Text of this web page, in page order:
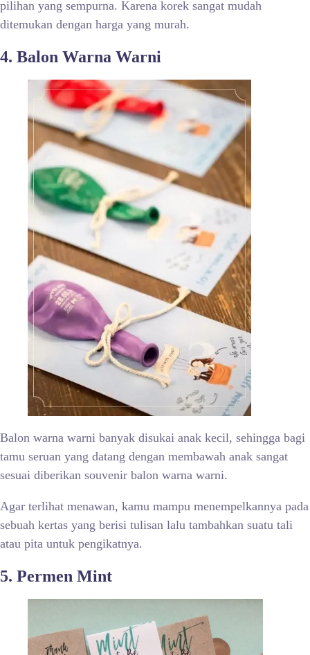
pilihan yang sempurna. Karena korek sangat mudah
ditemukan dengan harga yang murah.
4. Balon Warna Warni
Balon warna warni banyak disukai anak kecil, sehingga bagi
tamu seruan yang datang dengan membawah anak sangat
sesuai diberikan souvenir balon warna warni.
Agar terlihat menawan, kamu mampu menempelkannya pada
sebuah kertas yang berisi tulisan lalu tambahkan suatu tali
atau pita untuk pengikatnya.
5. Permen Mint